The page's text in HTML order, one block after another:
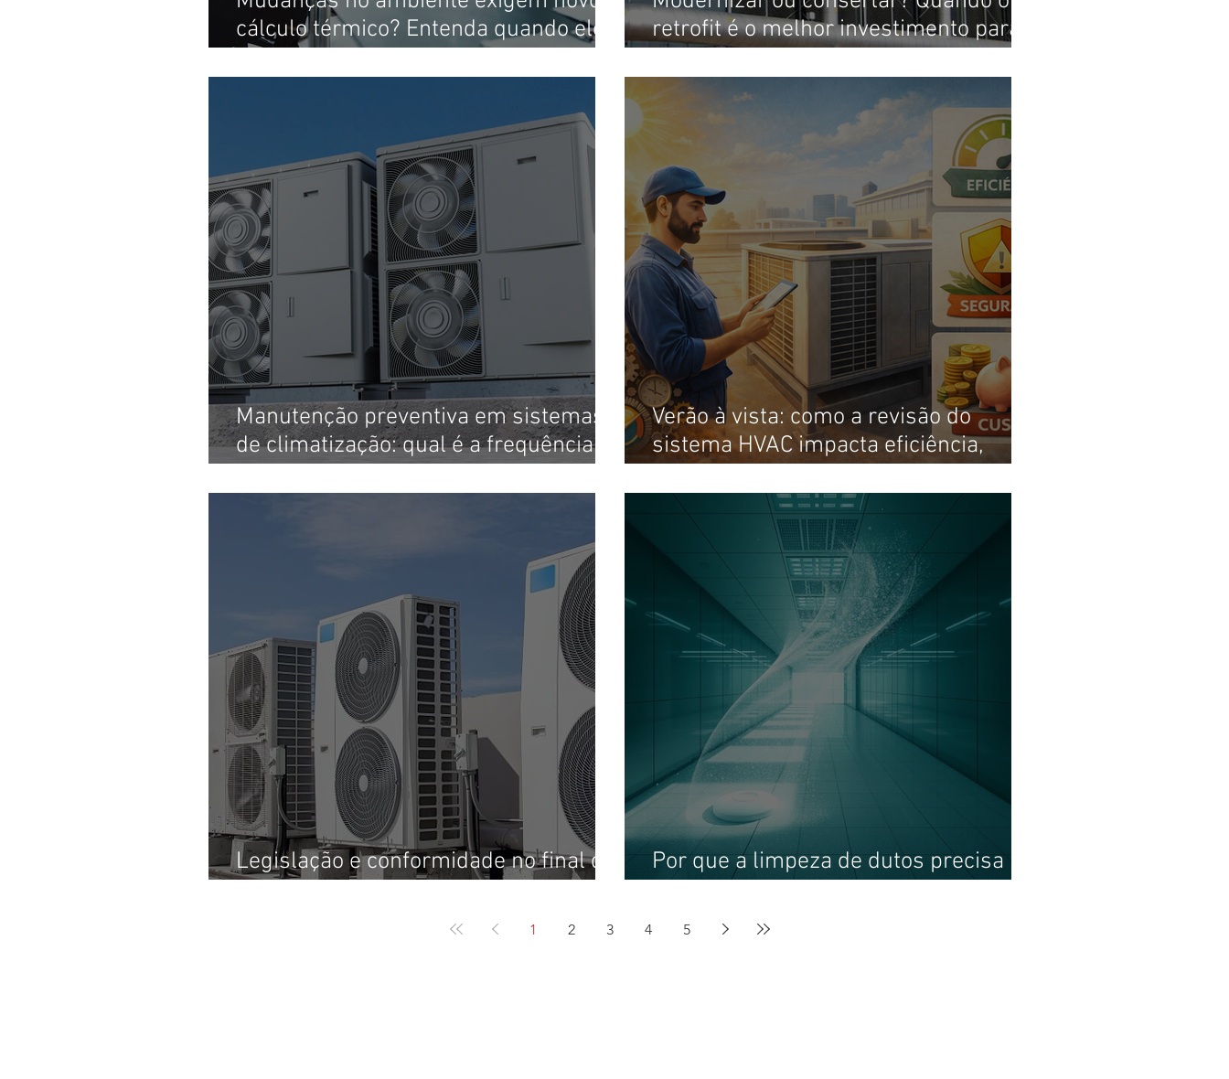
cálculo térmico? Entenda quando ele
retrofit é o melhor investimento para
Manutenção preventiva em sistemas
de climatização: qual é a frequência
Verão à vista: como a revisão do
sistema HVAC impacta eficiência,
Legislação e conformidade no final do
Por que a limpeza de dutos precisa
1 2 3 4 5